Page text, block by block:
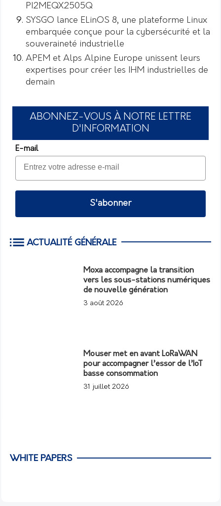
PI2MEQX2505Q
SYSGO lance ELinOS 8, une plateforme Linux
embarquée conçue pour la cybersécurité et la
souveraineté industrielle
APEM et Alps Alpine Europe unissent leurs
expertises pour créer les IHM industrielles de
demain
ABONNEZ-VOUS À NOTRE LETTRE
D'INFORMATION
E-mail
S'abonner
ACTUALITÉ GÉNÉRALE
Moxa accompagne la transition
vers les sous-stations numériques
de nouvelle génération
3 août 2026
Mouser met en avant LoRaWAN
pour accompagner l’essor de l’IoT
basse consommation
31 juillet 2026
WHITE PAPERS